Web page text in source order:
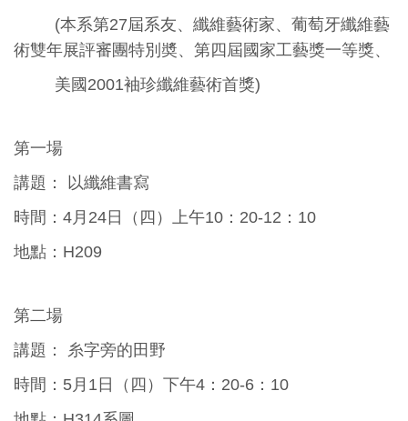
(本系第27屆系友、纖維藝術家、葡萄牙纖維藝
術雙年展評審團特別奬、第四屆國家工藝獎一等獎、
美國2001袖珍纖維藝術首獎)
第一場
講題： 以纖維書寫
時間：4月24日（四）上午10：20-12：10
地點：H209
第二場
講題： 糸字旁的田野
時間：5月1日（四）下午4：20-6：10